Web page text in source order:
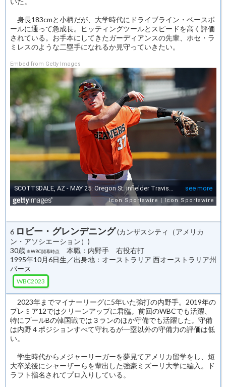
身長183cmと小柄だが、大学時代にドライブライン・ベースボ
ールに通って急成長。ヒッティングツールとスピードを高く評価
されている。お手本にしてきたガーディアンスの先輩、ホセ・ラ
ミレスのような二塁手になれるか見守っていきたい。
Embed from Getty Images
6 ロビー・グレンデニング(カンザスシティ（アメリカ
ン・アソシエーション）)
30歳 ※WBC開幕時点
本職：内野手 右投右打
1995年10月6日生／出身地：オーストラリア 西オーストラリア州
パース
WBC2023
2023年までマイナーリーグに5年いた強打の内野手。2019年の
プレミア12ではクリーンアップに君臨。前回のWBCでも活躍、
特にプールBの韓国戦では３ランのほか守備でも活躍した。守備
は内野４ポジションすべて守れるが一塁以外の守備力の評価は低
い。
学生時代からメジャーリーガーを夢見てアメリカ留学をし、短
大卒業後にシャーザーらを輩出した強豪ミズーリ大学に編入。ド
ラフト指名されてプロ入りしている。